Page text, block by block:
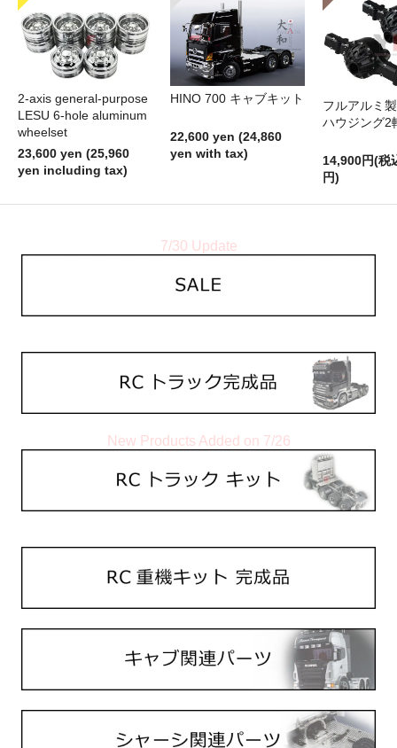
2-axis general-purpose
LESU 6-hole aluminum
wheelset
23,600 yen (25,960
yen including tax)
HINO 700 キャブキット
22,600 yen (24,860
yen with tax)
フルアルミ
ハウジング2
14,900円(税
円)
7/30 Update
New Products Added on 7/26